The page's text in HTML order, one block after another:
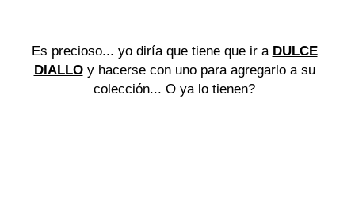
Es precioso... yo diría que tiene que ir a DULCE
DIALLOy hacerse con uno para agregarlo a su
colección... O ya lo tienen?